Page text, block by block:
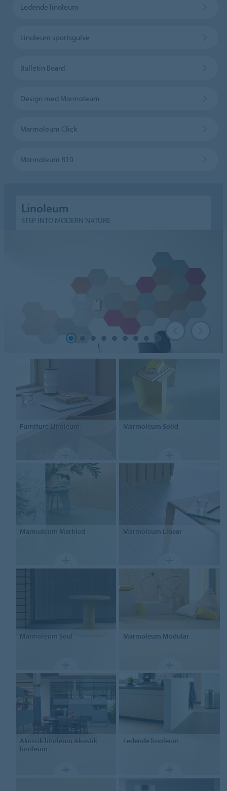
Ledende linoleum
Linoleum sportsgulve
Bulletin Board
Design med Marmoleum
Marmoleum Click
Marmoleum R10
Linoleum
STEP INTO MODERN NATURE
FurnitureLinoleum Marmoleum Solid
Marmoleum Marbled Marmoleum Linear
Marmoleum Soul Marmoleum Modular
Akustik linoleum Akustik
linoleum
Ledende linoleum